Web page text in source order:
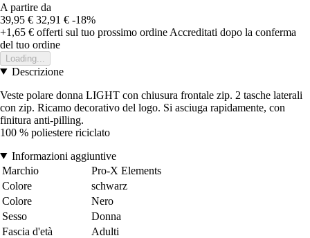
A partire da
39,95 € 32,91 € -18%
+1,65 € offerti sul tuo prossimo ordine Accreditati dopo la conferma
del tuo ordine
Loading...
Descrizione
Veste polare donna LIGHT con chiusura frontale zip. 2 tasche laterali
con zip. Ricamo decorativo del logo. Si asciuga rapidamente, con
finitura anti-pilling.
100 % poliestere riciclato
Informazioni aggiuntive
Marchio
Pro-X Elements
Colore
schwarz
Colore
Nero
Sesso
Donna
Fascia d'età
Adulti